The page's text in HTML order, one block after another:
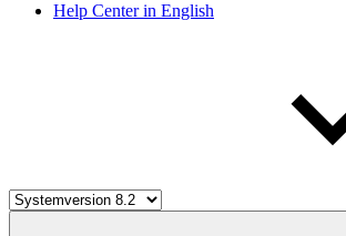
Help Center in English